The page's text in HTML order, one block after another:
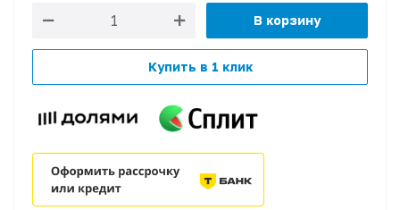
В корзину
Купить в 1 клик